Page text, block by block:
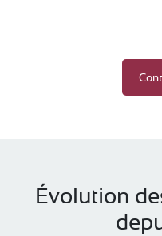
Évolution